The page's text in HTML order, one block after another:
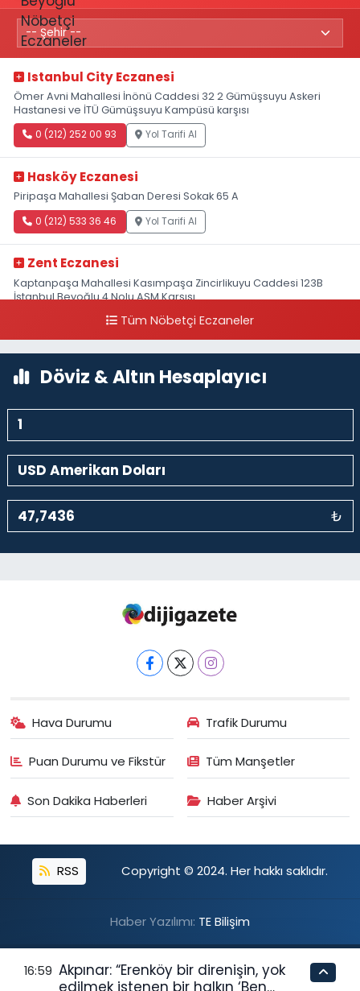
Istanbul City Eczanesi
Ömer Avni Mahallesi İnönü Caddesi 32 2 Gümüşsuyu Askeri
Hastanesi ve İTÜ Gümüşsuyu Kampüsü karşısı
0 (212) 252 00 93 Yol Tarifi Al
Hasköy Eczanesi
Piripaşa Mahallesi Şaban Deresi Sokak 65 A
0 (212) 533 36 46 Yol Tarifi Al
Zent Eczanesi
Kaptanpaşa Mahallesi Kasımpaşa Zincirlikuyu Caddesi 123B
İstanbul Beyoğlu 4 Nolu ASM Karşısı
0 (212) 297 96 92 Yol Tarifi Al
Tüm Nöbetçi Eczaneler
Döviz & Altın Hesaplayıcı
₺
Hava Durumu Trafik Durumu
Puan Durumu ve Fikstür Tüm Manşetler
Son Dakika Haberleri Haber Arşivi
RSS Copyright © 2024. Her hakkı saklıdır.
Haber Yazılımı: TE Bilişim
16:59 Akpınar: “Erenköy bir direnişin, yok
edilmek istenen bir halkın ‘Ben